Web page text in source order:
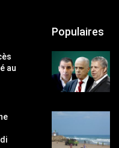
au
Populaires